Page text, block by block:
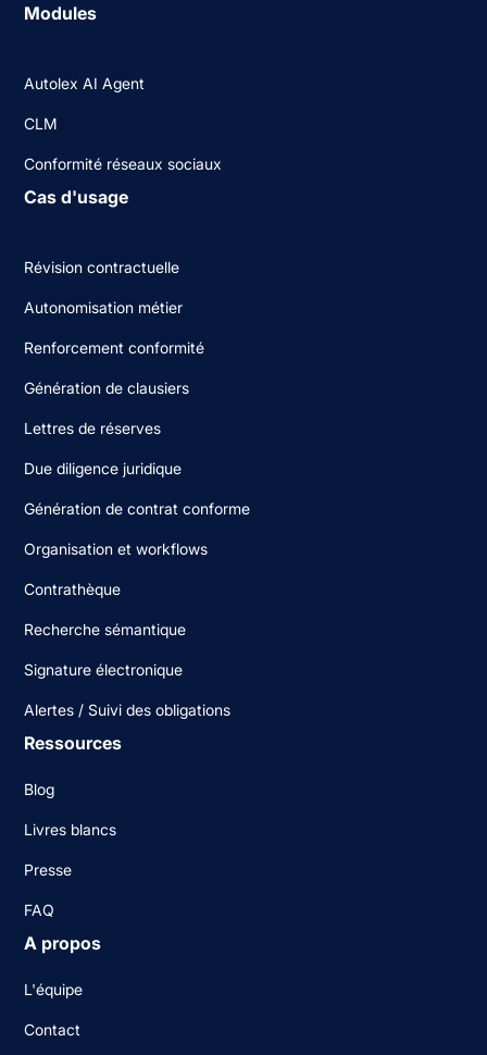
Modules
Autolex AI Agent
CLM
Conformité réseaux sociaux
Cas d'usage
Révision contractuelle
Autonomisation métier
Renforcement conformité
Génération de clausiers
Lettres de réserves
Due diligence juridique
Génération de contrat conforme
Organisation et workflows
Contrathèque
Recherche sémantique
Signature électronique
Alertes / Suivi des obligations
Ressources
Blog
Livres blancs
Presse
FAQ
A propos
L'équipe
Contact